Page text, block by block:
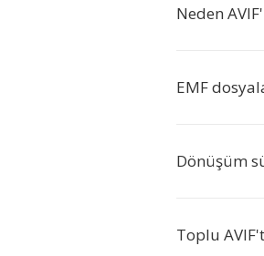
Neden
EMF
Dönüşüm
Toplu